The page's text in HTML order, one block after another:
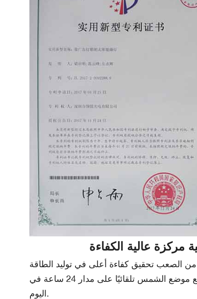
يتيح تصميمنا الحاصل على براءة اختراع "حامل التتبع التلقائي ثنائي المحور + عدسة التركيز فرينل" للألواح الشمسية تتبع موضع الشمس تلقائيًا على مدار 24 ساعة في
اليوم.